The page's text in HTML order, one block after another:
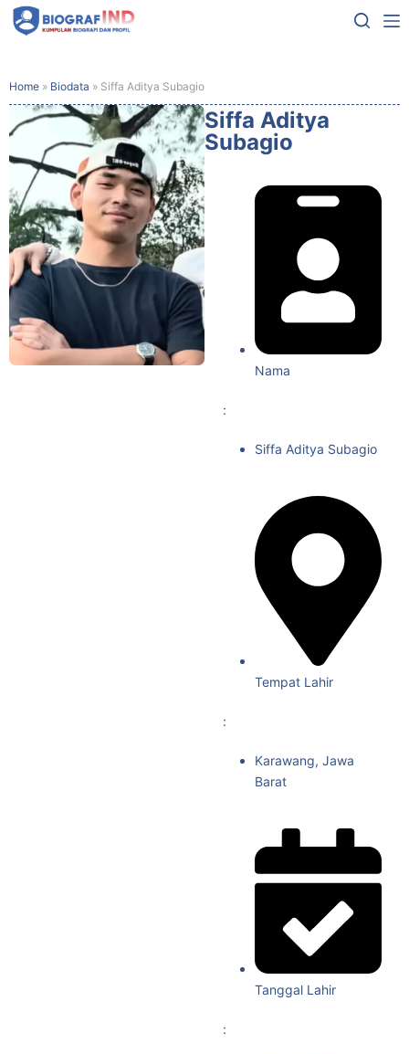
Home » Biodata » Siffa Aditya Subagio
Siffa Aditya
Subagio
Nama
:
Siffa Aditya Subagio
Tempat Lahir
:
Karawang, Jawa
Barat
Tanggal Lahir
: